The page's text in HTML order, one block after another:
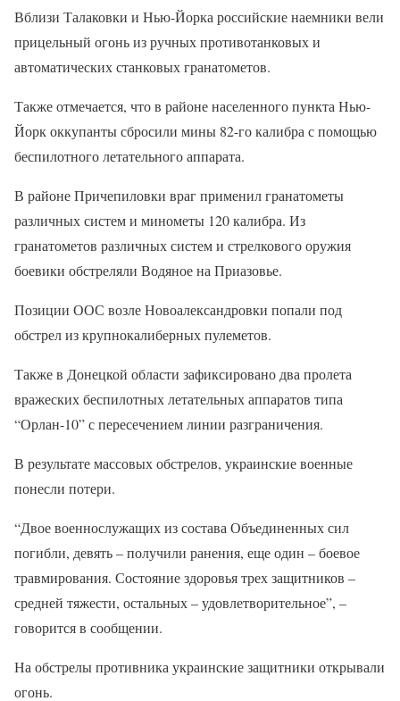
Вблизи Талаковки и Нью-Йорка российские наемники вели
прицельный огонь из ручных противотанковых и
автоматических станковых гранатометов.
Также отмечается, что в районе населенного пункта Нью-
Йорк оккупанты сбросили мины 82-го калибра с помощью
беспилотного летательного аппарата.
В районе Причепиловки враг применил гранатометы
различных систем и минометы 120 калибра. Из
гранатометов различных систем и стрелкового оружия
боевики обстреляли Водяное на Приазовье.
Позиции ООС возле Новоалександровки попали под
обстрел из крупнокалиберных пулеметов.
Также в Донецкой области зафиксировано два пролета
вражеских беспилотных летательных аппаратов типа
“Орлан-10” с пересечением линии разграничения.
В результате массовых обстрелов, украинские военные
понесли потери.
“Двое военнослужащих из состава Объединенных сил
погибли, девять – получили ранения, еще один – боевое
травмирования. Состояние здоровья трех защитников –
средней тяжести, остальных – удовлетворительное”, –
говорится в сообщении.
На обстрелы противника украинские защитники открывали
огонь.